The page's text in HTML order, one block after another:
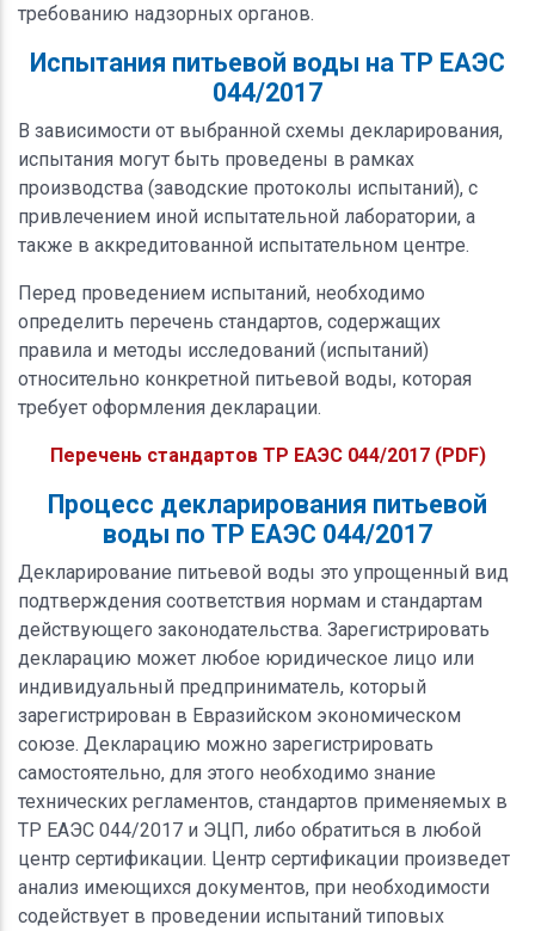
требованию надзорных органов.
Испытания питьевой воды на ТР ЕАЭС
044/2017
В зависимости от выбранной схемы декларирования,
испытания могут быть проведены в рамках
производства (заводские протоколы испытаний), с
привлечением иной испытательной лаборатории, а
также в аккредитованной испытательном центре.
Перед проведением испытаний, необходимо
определить перечень стандартов, содержащих
правила и методы исследований (испытаний)
относительно конкретной питьевой воды, которая
требует оформления декларации.
Перечень стандартов ТР ЕАЭС 044/2017 (PDF)
Процесс декларирования питьевой
воды по ТР ЕАЭС 044/2017
Декларирование питьевой воды это упрощенный вид
подтверждения соответствия нормам и стандартам
действующего законодательства. Зарегистрировать
декларацию может любое юридическое лицо или
индивидуальный предприниматель, который
зарегистрирован в Евразийском экономическом
союзе. Декларацию можно зарегистрировать
самостоятельно, для этого необходимо знание
технических регламентов, стандартов применяемых в
ТР ЕАЭС 044/2017 и ЭЦП, либо обратиться в любой
центр сертификации. Центр сертификации произведет
анализ имеющихся документов, при необходимости
содействует в проведении испытаний типовых